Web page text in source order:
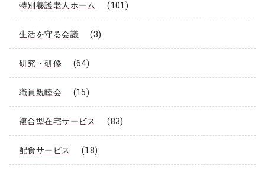
特別養護老人ホーム (101)
生活を守る会議 (3)
研究・研修 (64)
職員親睦会 (15)
複合型在宅サービス (83)
配食サービス (18)